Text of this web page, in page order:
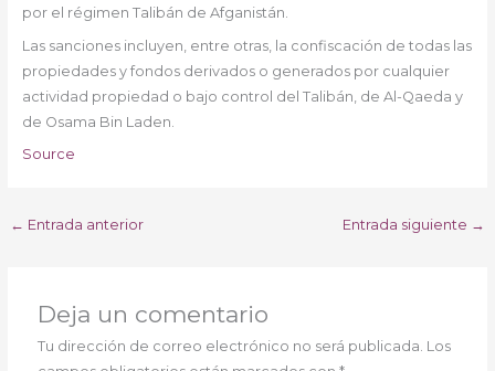
por el régimen Talibán de Afganistán.
Las sanciones incluyen, entre otras, la confiscación de todas las
propiedades y fondos derivados o generados por cualquier
actividad propiedad o bajo control del Talibán, de Al-Qaeda y
de Osama Bin Laden.
Source
← Entrada anterior Entrada siguiente →
Deja un comentario
Tu dirección de correo electrónico no será publicada. Los